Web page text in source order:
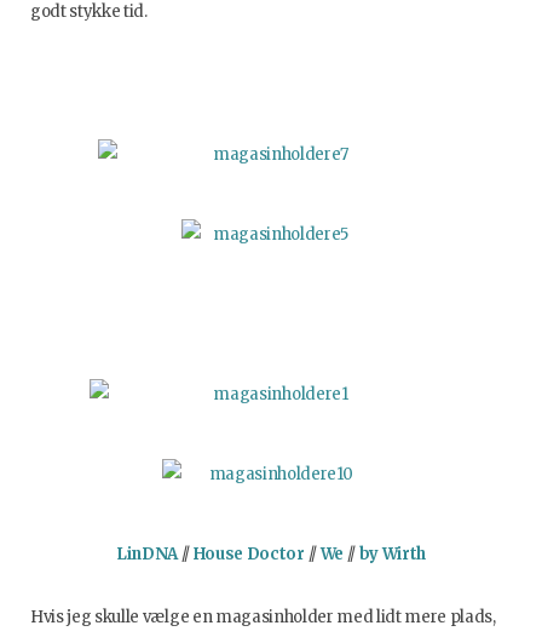
godt stykke tid.
LinDNA//House Doctor //We //by Wirth
Hvis jeg skulle vælge en magasinholder med lidt mere plads,